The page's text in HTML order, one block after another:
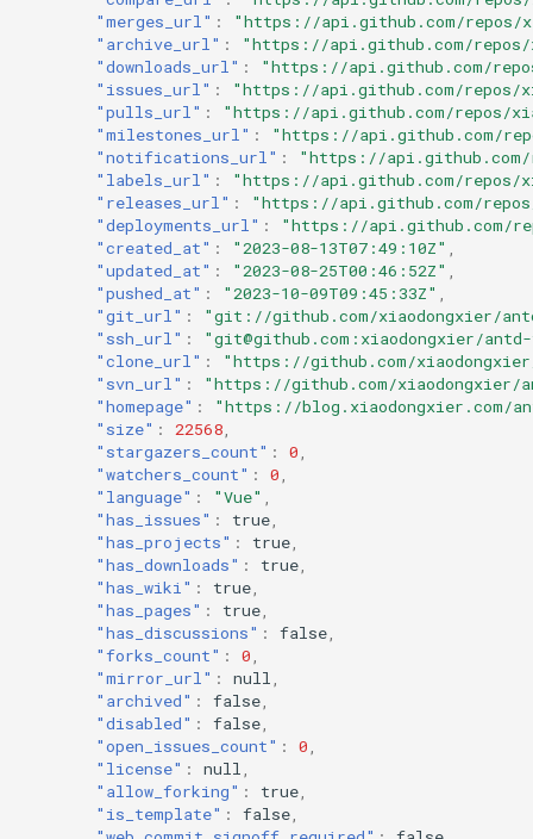
"merges_url" :
"https://api.github.com/repos/
"archive_url" :
"https://api.github.com/repos/
"downloads_url" :
"https://api.github.com/
"issues_url" :
"https://api.github.com/repos/
"pulls_url" :
"https://api.github.com/repos/
"milestones_url" :
"https://api.github.com/
"notifications_url" :
"https://
"labels_url" :
"https://api.github.com/repos/
"releases_url" :
"https://api.github.com/
"deployments_url" :
"https://api.github.com/
"created_at" : "2023-08-13T07:49:10Z"
"updated_at" : "2023-08-25T00:46:52Z"
"pushed_at" : "2023-10-09T09:45:33Z"
"git_url" :
"git://github.com/xiaodongxier/
"ssh_url" :
"git@github.com:xiaodongxier/
"clone_url" :
"https://github.com/
"svn_url" :
"https://github.com/xiaodongxier/
"homepage" :
"https://blog.xiaodongxier.com/
"size" : 22568
"stargazers_count" : 0
"watchers_count" : 0
"language" : "Vue"
"has_issues" : true
"has_projects" : true
"has_downloads" : true
"has_wiki" : true
"has_pages" : true
"has_discussions" : false
"forks_count" : 0
"mirror_url" : null
"archived" : false
"disabled" : false
"open_issues_count" : 0
"license" : null
"allow_forking" : true
"is_template" : false